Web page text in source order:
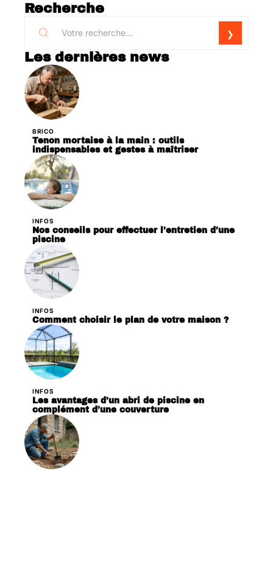
Recherche
Les dernières news
BRICO
Tenon mortaise à la main : outils
indispensables et gestes à maîtriser
INFOS
Nos conseils pour effectuer l’entretien d’une
piscine
INFOS
Comment choisir le plan de votre maison ?
INFOS
Les avantages d’un abri de piscine en
complément d’une couverture